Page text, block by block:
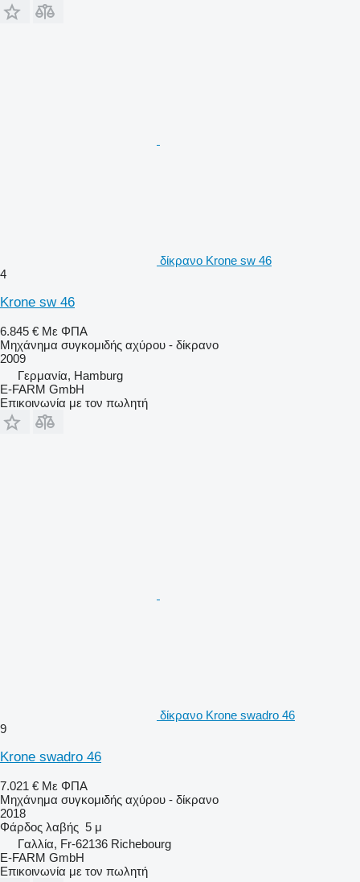
δίκρανο Krone sw 46
4
Krone sw 46
6.845 € Με ΦΠΑ
Μηχάνημα συγκομιδής αχύρου - δίκρανο
2009
Γερμανία, Hamburg
E-FARM GmbH
Επικοινωνία με τον πωλητή
δίκρανο Krone swadro 46
9
Krone swadro 46
7.021 € Με ΦΠΑ
Μηχάνημα συγκομιδής αχύρου - δίκρανο
2018
Φάρδος λαβής 5 μ
Γαλλία, Fr-62136 Richebourg
E-FARM GmbH
Επικοινωνία με τον πωλητή